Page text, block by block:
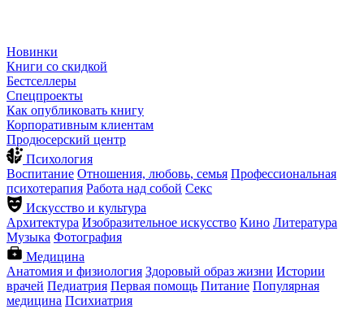
Новинки
Книги со скидкой
Бестселлеры
Спецпроекты
Как опубликовать книгу
Корпоративным клиентам
Продюсерский центр
Психология
Воспитание Отношения, любовь, семья Профессиональная
психотерапия Работа над собой Секс
Искусство и культура
Архитектура Изобразительное искусство Кино Литература
Музыка Фотография
Медицина
Анатомия и физиология Здоровый образ жизни Истории
врачей Педиатрия Первая помощь Питание Популярная
медицина Психиатрия